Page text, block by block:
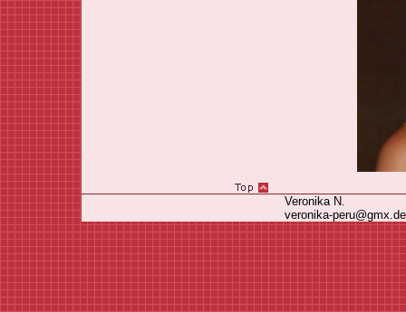
Veronika N.
veronika-peru@gmx.de